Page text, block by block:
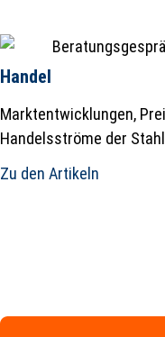
Handel
Marktentwicklungen,
Handelsströme der
Zu den Artikeln